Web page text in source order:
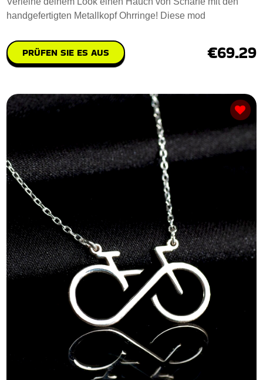
handgefertigten Metallkopf Ohrringe! Diese mod
PRÜFEN SIE ES AUS €69.29